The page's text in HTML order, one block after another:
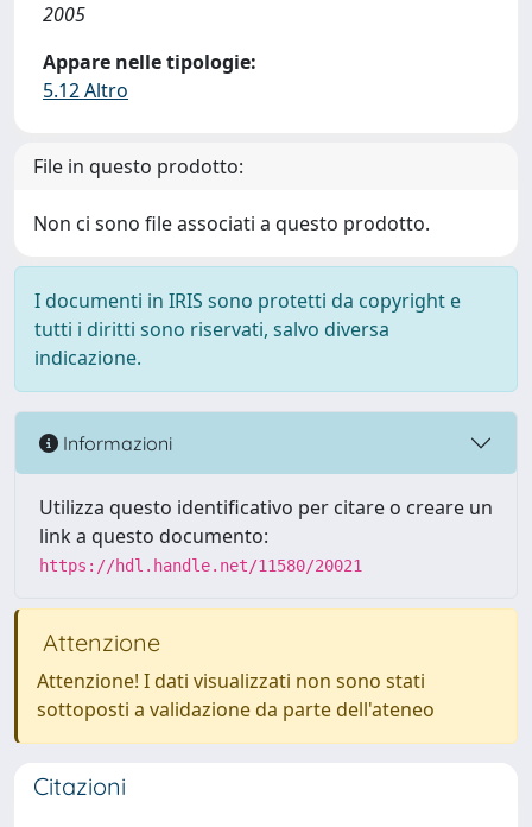
2005
Appare nelle tipologie:
5.12 Altro
File in questo prodotto:
Non ci sono file associati a questo prodotto.
I documenti in IRIS sono protetti da copyright e
tutti i diritti sono riservati, salvo diversa
indicazione.
Informazioni
Utilizza questo identificativo per citare o creare un
link a questo documento:
https://hdl.handle.net/11580/20021
Attenzione
Attenzione! I dati visualizzati non sono stati
sottoposti a validazione da parte dell'ateneo
Citazioni